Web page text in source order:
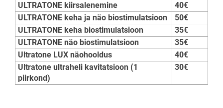
ULTRATONE kiirsalenemine
40€
ULTRATONE keha ja näo biostimulatsioon
50€
ULTRATONE keha biostimulatsioon
35€
ULTRATONE näo biostimulatsioon
35€
Ultratone LUX näohooldus
40€
Ultratone ultraheli kavitatsioon (1
piirkond)
30€